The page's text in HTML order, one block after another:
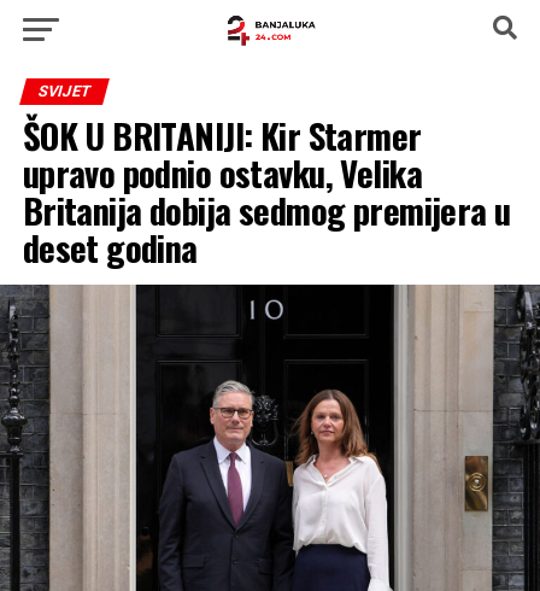
SVIJET
ŠOK U BRITANIJI: Kir Starmer
upravo podnio ostavku, Velika
Britanija dobija sedmog premijera u
deset godina